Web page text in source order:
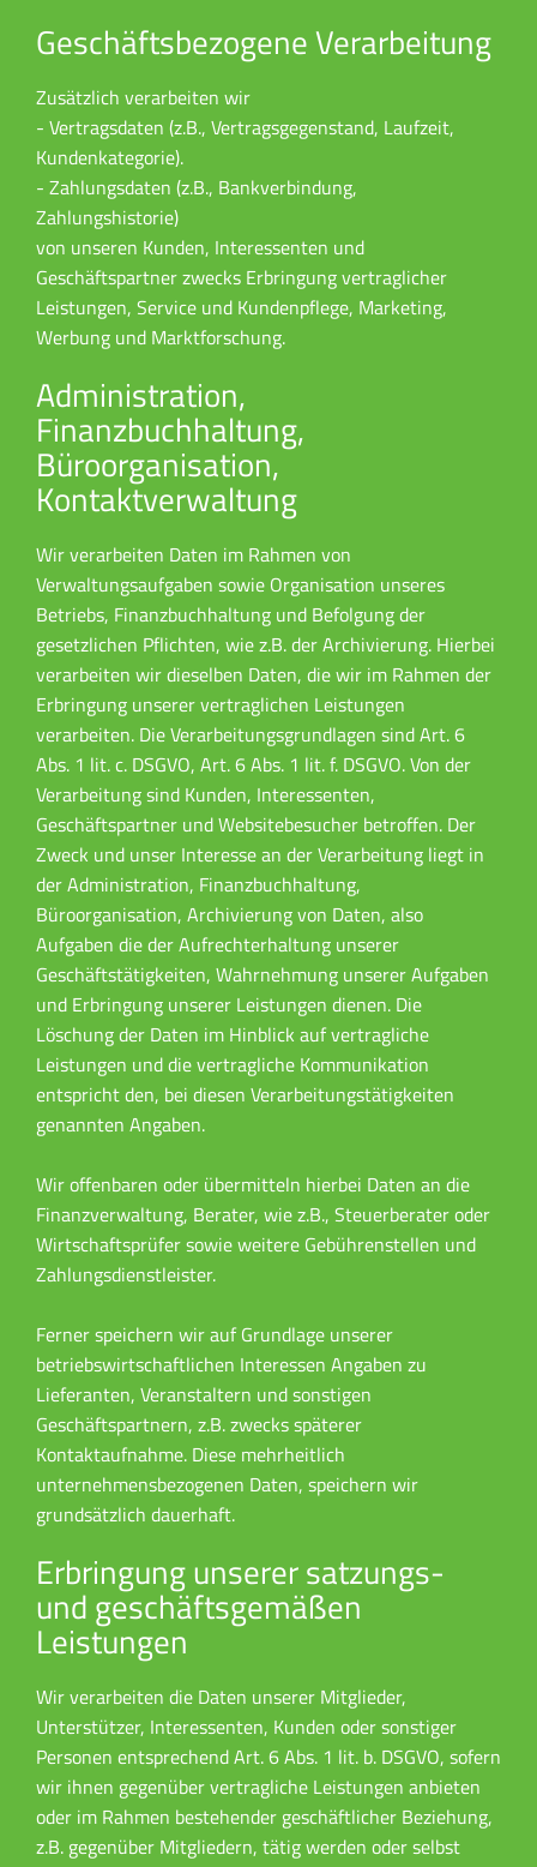
Geschäftsbezogene Verarbeitung
Zusätzlich verarbeiten wir
- Vertragsdaten (z.B., Vertragsgegenstand, Laufzeit,
Kundenkategorie).
- Zahlungsdaten (z.B., Bankverbindung,
Zahlungshistorie)
von unseren Kunden, Interessenten und
Geschäftspartner zwecks Erbringung vertraglicher
Leistungen, Service und Kundenpflege, Marketing,
Werbung und Marktforschung.
Administration,
Finanzbuchhaltung,
Büroorganisation,
Kontaktverwaltung
Wir verarbeiten Daten im Rahmen von
Verwaltungsaufgaben sowie Organisation unseres
Betriebs, Finanzbuchhaltung und Befolgung der
gesetzlichen Pflichten, wie z.B. der Archivierung. Hierbei
verarbeiten wir dieselben Daten, die wir im Rahmen der
Erbringung unserer vertraglichen Leistungen
verarbeiten. Die Verarbeitungsgrundlagen sind Art. 6
Abs. 1 lit. c. DSGVO, Art. 6 Abs. 1 lit. f. DSGVO. Von der
Verarbeitung sind Kunden, Interessenten,
Geschäftspartner und Websitebesucher betroffen. Der
Zweck und unser Interesse an der Verarbeitung liegt in
der Administration, Finanzbuchhaltung,
Büroorganisation, Archivierung von Daten, also
Aufgaben die der Aufrechterhaltung unserer
Geschäftstätigkeiten, Wahrnehmung unserer Aufgaben
und Erbringung unserer Leistungen dienen. Die
Löschung der Daten im Hinblick auf vertragliche
Leistungen und die vertragliche Kommunikation
entspricht den, bei diesen Verarbeitungstätigkeiten
genannten Angaben.
Wir offenbaren oder übermitteln hierbei Daten an die
Finanzverwaltung, Berater, wie z.B., Steuerberater oder
Wirtschaftsprüfer sowie weitere Gebührenstellen und
Zahlungsdienstleister.
Ferner speichern wir auf Grundlage unserer
betriebswirtschaftlichen Interessen Angaben zu
Lieferanten, Veranstaltern und sonstigen
Geschäftspartnern, z.B. zwecks späterer
Kontaktaufnahme. Diese mehrheitlich
unternehmensbezogenen Daten, speichern wir
grundsätzlich dauerhaft.
Erbringung unserer satzungs-
und geschäftsgemäßen
Leistungen
Wir verarbeiten die Daten unserer Mitglieder,
Unterstützer, Interessenten, Kunden oder sonstiger
Personen entsprechend Art. 6 Abs. 1 lit. b. DSGVO, sofern
wir ihnen gegenüber vertragliche Leistungen anbieten
oder im Rahmen bestehender geschäftlicher Beziehung,
z.B. gegenüber Mitgliedern, tätig werden oder selbst